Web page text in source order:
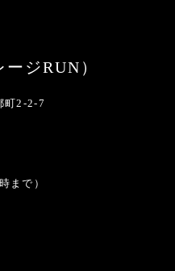
ージRUN）
町2-2-7
まで）